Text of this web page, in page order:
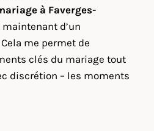
à Faverges-
d’un
Cela me permet de
clés du mariage tout
discrétion – les moments